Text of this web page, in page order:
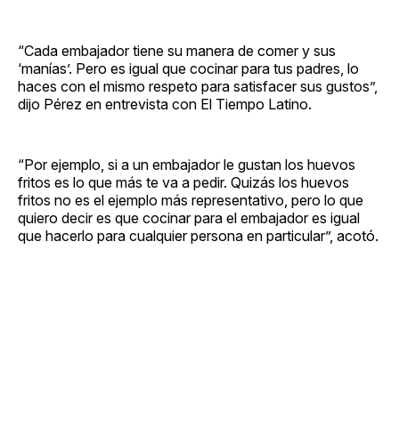
“Cada embajador tiene su manera de comer y sus
‘manías’. Pero es igual que cocinar para tus padres, lo
haces con el mismo respeto para satisfacer sus gustos”,
dijo Pérez en entrevista con El Tiempo Latino.
“Por ejemplo, si a un embajador le gustan los huevos
fritos es lo que más te va a pedir. Quizás los huevos
fritos no es el ejemplo más representativo, pero lo que
quiero decir es que cocinar para el embajador es igual
que hacerlo para cualquier persona en particular”, acotó.